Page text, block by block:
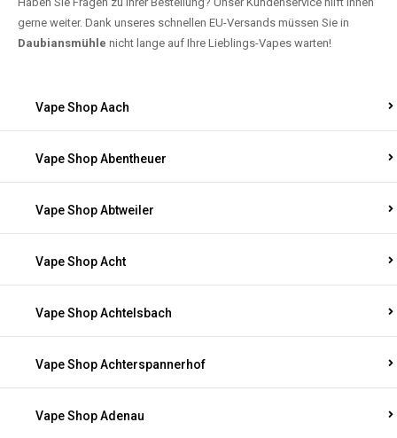
gerne weiter. Dank unseres schnellen EU-Versands müssen Sie in
Daubiansmühle nicht lange auf Ihre Lieblings-Vapes warten!
Vape Shop Aach
Vape Shop Abentheuer
Vape Shop Abtweiler
Vape Shop Acht
Vape Shop Achtelsbach
Vape Shop Achterspannerhof
Vape Shop Adenau